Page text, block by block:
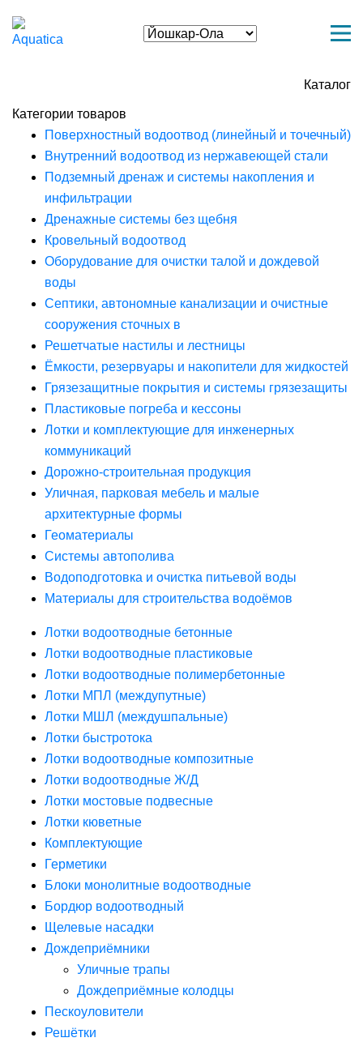
Каталог
Категории товаров
Поверхностный водоотвод (линейный и точечный)
Внутренний водоотвод из нержавеющей стали
Подземный дренаж и системы накопления и
инфильтрации
Дренажные системы без щебня
Кровельный водоотвод
Оборудование для очистки талой и дождевой
воды
Септики, автономные канализации и очистные
сооружения сточных в
Решетчатые настилы и лестницы
Ёмкости, резервуары и накопители для жидкостей
Грязезащитные покрытия и системы грязезащиты
Пластиковые погреба и кессоны
Лотки и комплектующие для инженерных
коммуникаций
Дорожно-строительная продукция
Уличная, парковая мебель и малые
архитектурные формы
Геоматериалы
Системы автополива
Водоподготовка и очистка питьевой воды
Материалы для строительства водоёмов
Лотки водоотводные бетонные
Лотки водоотводные пластиковые
Лотки водоотводные полимербетонные
Лотки МПЛ (междупутные)
Лотки МШЛ (междушпальные)
Лотки быстротока
Лотки водоотводные композитные
Лотки водоотводные Ж/Д
Лотки мостовые подвесные
Лотки кюветные
Комплектующие
Герметики
Блоки монолитные водоотводные
Бордюр водоотводный
Щелевые насадки
Дождеприёмники
Уличные трапы
Дождеприёмные колодцы
Пескоуловители
Решётки